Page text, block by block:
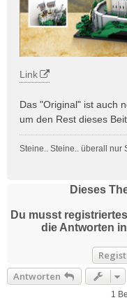
Link
Das "Original" ist auch
um den Rest dieses
Steine.. Steine.. überall nur
Dieses
Du musst
die Antworten
Antworten
1